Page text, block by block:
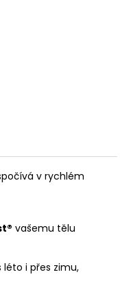
v rychlém
vašemu tělu
i přes zimu,